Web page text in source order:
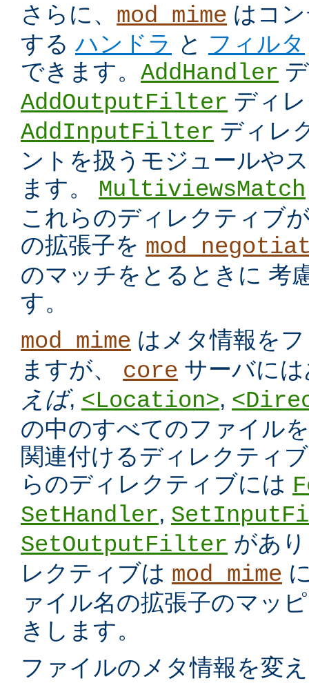
さらに、 mod_mime はコ
するハンドラ と フィルタ
できます。 AddHandler
AddOutputFilter ディ
AddInputFilter ディレ
ントを扱うモジュールや
ます。 MultiviewsMatch
これらのディレクティブ
の拡張子を
のマッチをとるときに 考
す。
mod_mime はメタ情報を
ますが、 core サーバに
えば, <Location>,
の中のすべてのファイル
関連付けるディレクティ
らのディレクティブには
SetHandler,
SetOutputFilter があ
レクティブは mod_mime
ァイル名の拡張子のマッ
きします。
ファイルのメタ情報を変